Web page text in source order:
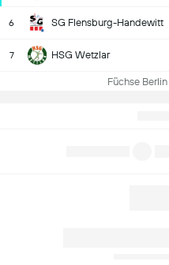
6 SG Flensburg-Handewitt
7 HSG Wetzlar
Füchse Berlin